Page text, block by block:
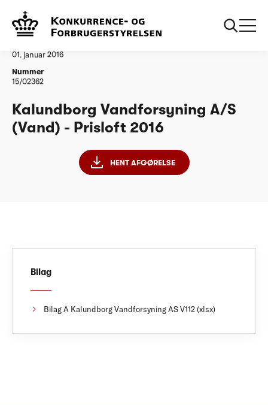
Vandtilsyn
01. januar 2016
Nummer
15/02362
Kalundborg Vandforsyning A/S
(Vand) - Prisloft 2016
HENT AFGØRELSE
Bilag
Bilag A Kalundborg Vandforsyning AS V112 (xlsx)